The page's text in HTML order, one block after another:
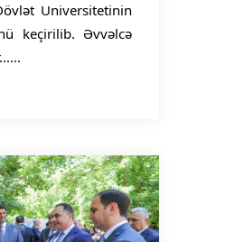
Universitetinin
keçirilib. Əvvəlcə